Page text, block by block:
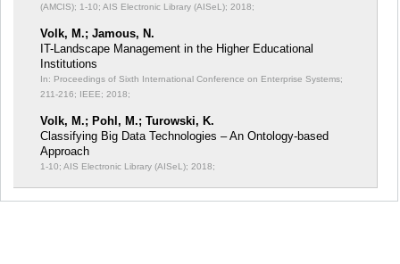
(AMCIS); 1-10; AIS Electronic Library (AISeL); 2018;
Volk, M.; Jamous, N.
IT-Landscape Management in the Higher Educational
Institutions
In: Proceedings of Sixth International Conference on Enterprise Systems;
211-216; IEEE; 2018;
Volk, M.; Pohl, M.; Turowski, K.
Classifying Big Data Technologies – An Ontology-based
Approach
1-10; AIS Electronic Library (AISeL); 2018;